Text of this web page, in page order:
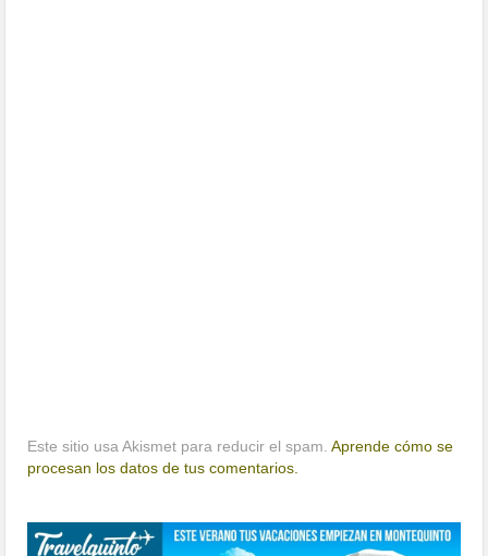
Este sitio usa Akismet para reducir el spam.Aprende cómo se
procesan los datos de tus comentarios.